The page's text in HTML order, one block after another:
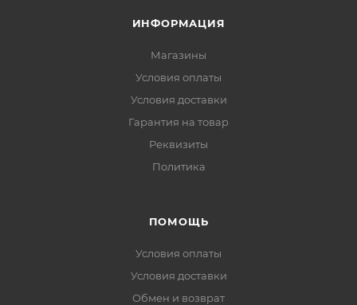
ИНФОРМАЦИЯ
Магазины
Условия оплаты
Условия доставки
Гарантия на товар
Реквизиты
Политика
ПОМОЩЬ
Условия оплаты
Условия доставки
Обмен и возврат